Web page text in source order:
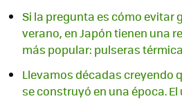
Si la pregunta es cómo evitar
verano, en Japón tienen una
más popular: pulseras
Llevamos décadas creyendo
se construyó en una época.